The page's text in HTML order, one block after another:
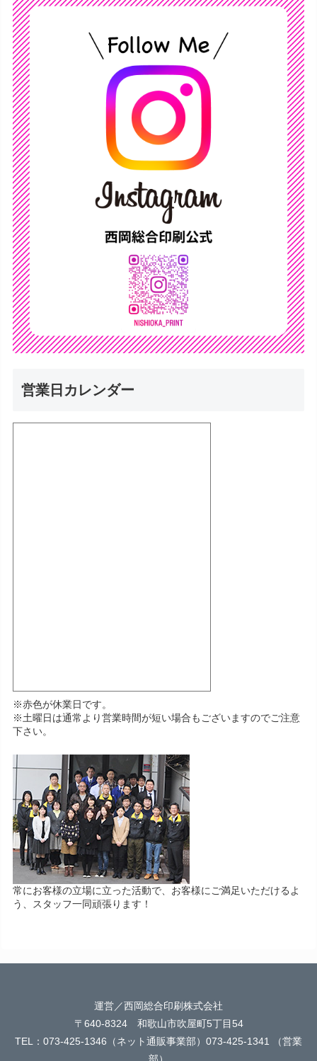
営業日カレンダー
※赤色が休業日です。
※土曜日は通常より営業時間が短い場合もございますのでご注意
下さい。
常にお客様の立場に立った活動で、お客様にご満足いただけるよ
う、スタッフ一同頑張ります！
運営／西岡総合印刷株式会社
〒640-8324 和歌山市吹屋町5丁目54
TEL：073-425-1346（ネット通販事業部）073-425-1341 （営業